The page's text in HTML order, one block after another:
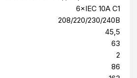
BP-3 применяется
ИБП 6 и 10
исполнения. QPS-BP-PN
и предназначен для
дюймовую стойку/
шкаф.
работает в двух
под кольцевой наконечник)
6×IEC 10A С1
208/220/230/240В
45,5
63
2
86